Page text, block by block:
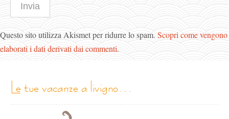
Questo sito utilizza Akismet per ridurre lo spam. Scopri come vengono
elaborati i dati derivati dai commenti.
le tue vacanze a livigno…